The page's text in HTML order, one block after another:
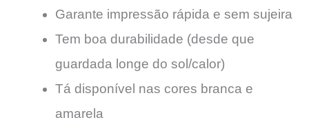
Garante impressão rápida e sem sujeira
Tem boa durabilidade (desde que
guardada longe do sol/calor)
Tá disponível nas cores branca e
amarela